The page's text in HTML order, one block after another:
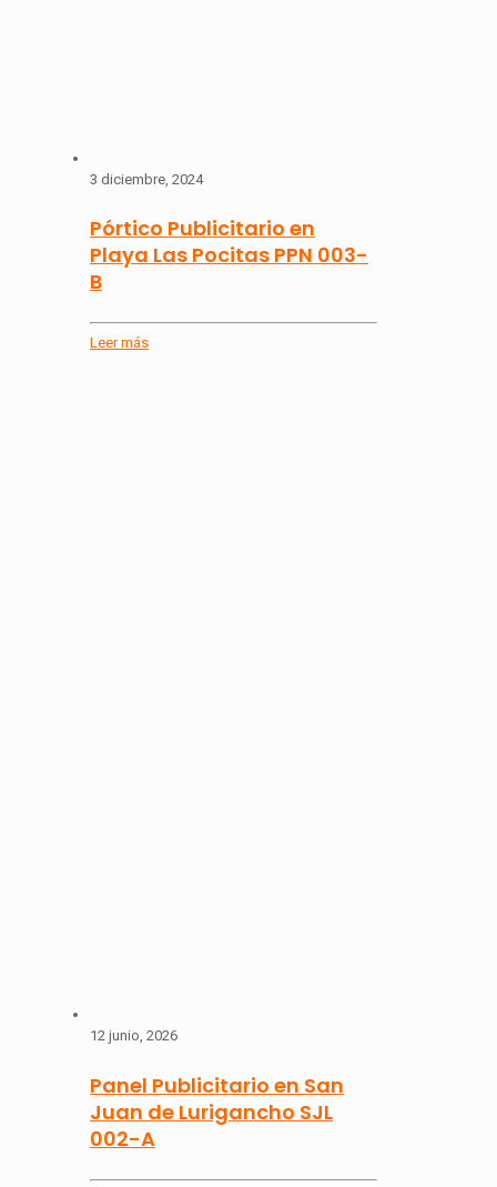
3 diciembre, 2024
Pórtico Publicitario en
Playa Las Pocitas PPN 003-
B
Leer más
12 junio, 2026
Panel Publicitario en San
Juan de Lurigancho SJL
002-A